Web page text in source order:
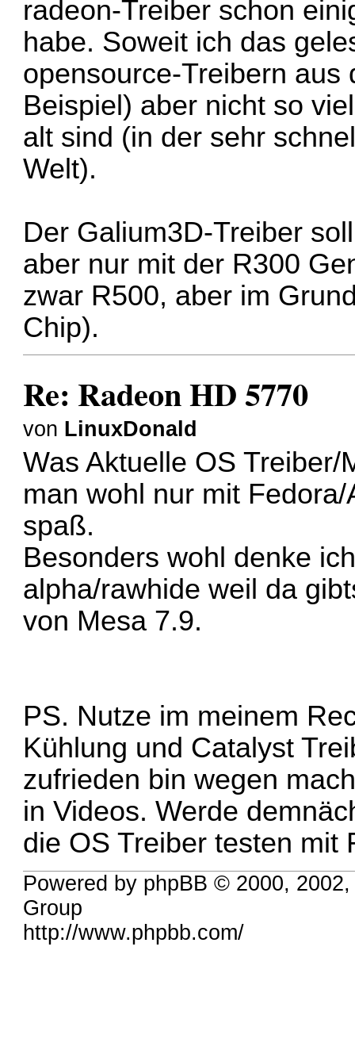
radeon-Treiber schon
habe. Soweit ich das
opensource-Treibern
Beispiel) aber nicht so
alt sind (in der sehr
Welt).
Der Galium3D-Treiber
aber nur mit der R300
zwar R500, aber im
Chip).
Re: Radeon HD 5770
von LinuxDonald
Was Aktuelle OS
man wohl nur mit
spaß.
Besonders wohl denke
alpha/rawhide weil da
von Mesa 7.9.
PS. Nutze im meinem
Kühlung und Catalyst
zufrieden bin wegen
in Videos. Werde
die OS Treiber testen mit
Powered by phpBB © 2000,
Group
http://www.phpbb.com/